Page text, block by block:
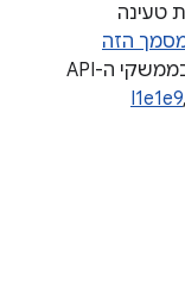
טעינה
הזה
מופיעות דוגמאות נוספות לשימוש בממשקי ה-API
I1e1e9,